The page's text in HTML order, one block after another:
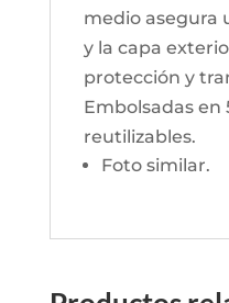
medio asegura
y la capa
protección y
Embolsadas en
reutilizables.
Foto similar.